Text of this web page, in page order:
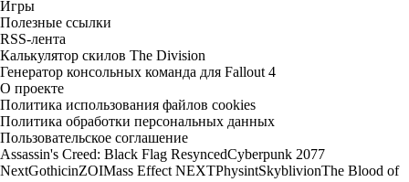
Игры
Полезные ссылки
RSS-лента
Калькулятор скилов The Division
Генератор консольных команда для Fallout 4
О проекте
Политика использования файлов cookies
Политика обработки персональных данных
Пользовательское соглашение
Assassin's Creed: Black Flag ResyncedCyberpunk 2077
NextGothicinZOIMass Effect NEXTPhysintSkyblivionThe Blood of